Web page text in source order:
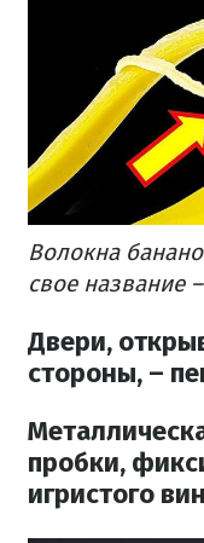
Волокна
свое
Двери,
стороны, –
пробки,
игристого